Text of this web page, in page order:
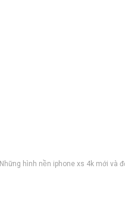
Những hình nền iphone xs 4k mới và